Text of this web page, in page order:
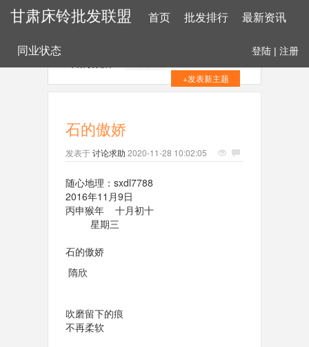
甘肃床铃批发联盟 首页 批发排行 最新资讯
同业状态 登陆 | 注册
+发表新主题
石的傲娇
发表于讨论求助 2020-11-28 10:02:05
随心地理：sxdl7788
2016年11月9日
丙申猴年 十月初十
星期三
石的傲娇
隋欣
吹磨留下的痕
不再柔软